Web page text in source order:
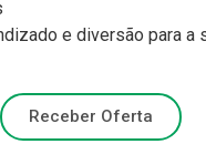
e diversão para a
Receber Oferta